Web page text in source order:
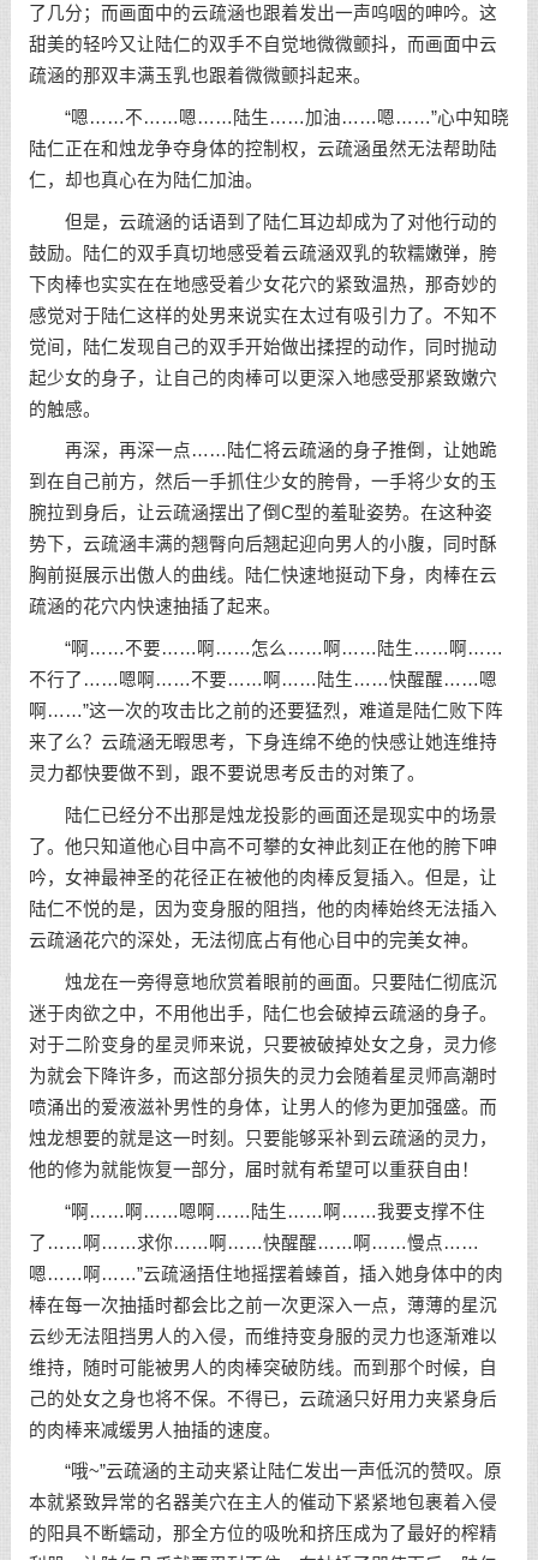
了几分；而画面中的云疏涵也跟着发出一声呜咽的呻吟。这
甜美的轻吟又让陆仁的双手不自觉地微微颤抖，而画面中云
疏涵的那双丰满玉乳也跟着微微颤抖起来。
“嗯……不……嗯……陆生……加油……嗯……”心中知晓
陆仁正在和烛龙争夺身体的控制权，云疏涵虽然无法帮助陆
仁，却也真心在为陆仁加油。
但是，云疏涵的话语到了陆仁耳边却成为了对他行动的
鼓励。陆仁的双手真切地感受着云疏涵双乳的软糯嫩弹，胯
下肉棒也实实在在地感受着少女花穴的紧致温热，那奇妙的
感觉对于陆仁这样的处男来说实在太过有吸引力了。不知不
觉间，陆仁发现自己的双手开始做出揉捏的动作，同时抛动
起少女的身子，让自己的肉棒可以更深入地感受那紧致嫩穴
的触感。
再深，再深一点……陆仁将云疏涵的身子推倒，让她跪
到在自己前方，然后一手抓住少女的胯骨，一手将少女的玉
腕拉到身后，让云疏涵摆出了倒C型的羞耻姿势。在这种姿
势下，云疏涵丰满的翘臀向后翘起迎向男人的小腹，同时酥
胸前挺展示出傲人的曲线。陆仁快速地挺动下身，肉棒在云
疏涵的花穴内快速抽插了起来。
“啊……不要……啊……怎么……啊……陆生……啊……
不行了……嗯啊……不要……啊……陆生……快醒醒……嗯
啊……”这一次的攻击比之前的还要猛烈，难道是陆仁败下阵
来了么？云疏涵无暇思考，下身连绵不绝的快感让她连维持
灵力都快要做不到，跟不要说思考反击的对策了。
陆仁已经分不出那是烛龙投影的画面还是现实中的场景
了。他只知道他心目中高不可攀的女神此刻正在他的胯下呻
吟，女神最神圣的花径正在被他的肉棒反复插入。但是，让
陆仁不悦的是，因为变身服的阻挡，他的肉棒始终无法插入
云疏涵花穴的深处，无法彻底占有他心目中的完美女神。
烛龙在一旁得意地欣赏着眼前的画面。只要陆仁彻底沉
迷于肉欲之中，不用他出手，陆仁也会破掉云疏涵的身子。
对于二阶变身的星灵师来说，只要被破掉处女之身，灵力修
为就会下降许多，而这部分损失的灵力会随着星灵师高潮时
喷涌出的爱液滋补男性的身体，让男人的修为更加强盛。而
烛龙想要的就是这一时刻。只要能够采补到云疏涵的灵力，
他的修为就能恢复一部分，届时就有希望可以重获自由！
“啊……啊……嗯啊……陆生……啊……我要支撑不住
了……啊……求你……啊……快醒醒……啊……慢点……
嗯……啊……”云疏涵捂住地摇摆着螓首，插入她身体中的肉
棒在每一次抽插时都会比之前一次更深入一点，薄薄的星沉
云纱无法阻挡男人的入侵，而维持变身服的灵力也逐渐难以
维持，随时可能被男人的肉棒突破防线。而到那个时候，自
己的处女之身也将不保。不得已，云疏涵只好用力夹紧身后
的肉棒来减缓男人抽插的速度。
“哦~”云疏涵的主动夹紧让陆仁发出一声低沉的赞叹。原
本就紧致异常的名器美穴在主人的催动下紧紧地包裹着入侵
的阳具不断蠕动，那全方位的吸吮和挤压成为了最好的榨精